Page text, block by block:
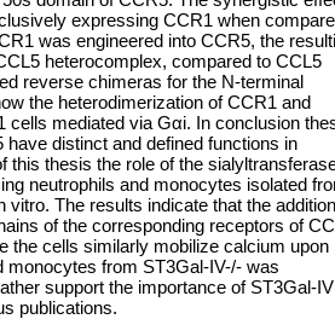
expressing CCR1 when
was engineered into CCR5, the
heterocomplex, compared to CCL5
reverse chimeras for the N-terminal
the heterodimerization of CCR1 and
mediated via Gαi. In conclusion
distinct and defined functions in
this thesis the role of the
neutrophils and monocytes isolated
The results indicate that the
of the corresponding receptors of
the cells similarly mobilize calcium upon
monocytes from ST3Gal-IV-/- was
support the importance of ST3Gal-
publications.